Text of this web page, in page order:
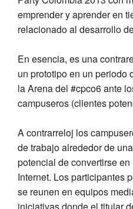
emprender y aprender en
relacionado al desarrollo
En esencia, es una
un prototipo en un periodo
la Arena del #cpco6 ante
campuseros (clientes
A contrarreloj los
de trabajo alrededor de
potencial de convertirse
Internet. Los participantes
se reunen en equipos